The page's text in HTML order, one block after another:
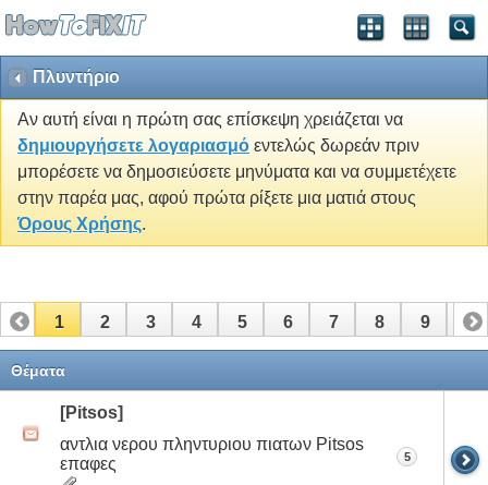
Πλυντήριο
Αν αυτή είναι η πρώτη σας επίσκεψη χρειάζεται να
δημιουργήσετε λογαριασμό εντελώς δωρεάν πριν
μπορέσετε να δημοσιεύσετε μηνύματα και να συμμετέχετε
στην παρέα μας, αφού πρώτα ρίξετε μια ματιά στους
Όρους Χρήσης.
1 2 3 4 5 6 7 8 9 10
11
Θέματα
[Pitsos]
αντλια νερου πληντυριου πιατων Pitsos
επαφες
5